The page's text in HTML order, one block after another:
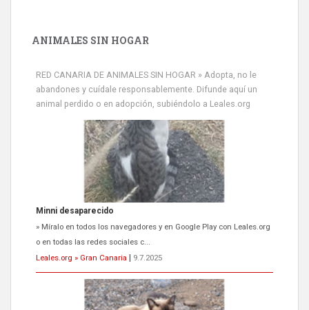
ANIMALES SIN HOGAR
RED CANARIA DE ANIMALES SIN HOGAR » Adopta, no le
abandones y cuídale responsablemente. Difunde aquí un
animal perdido o en adopción, subiéndolo a Leales.org
Minni desaparecido
» Míralo en todos los navegadores y en Google Play con Leales.org
o en todas las redes sociales c...
Leales.org » Gran Canaria
9.7.2025